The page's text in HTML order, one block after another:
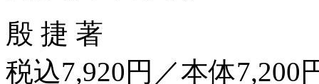
殷 捷 著
税込7,920円／本体7,200